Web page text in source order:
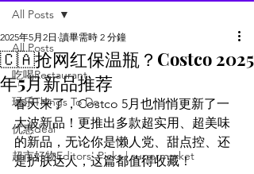
All Posts
吃喝Restaurant
玩乐Things To Do
优惠deal
超市好物Editors' Picks | supermarket
All Posts
🇨🇦抢网红保温瓶？Costco 2025
年5月新品推荐
2025年5月2日 讀畢需時 2 分鐘
春天来了，Costco 5月也悄悄更新了一
大波新品！更推出多款超实用、超美味
的新品，无论你是懒人党、甜点控、还
是护肤达人，这篇都值得收藏！